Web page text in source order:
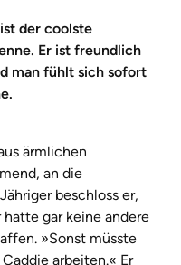
der coolste
Er ist freundlich
man fühlt sich sofort
ärmlichen
an die
beschloss er,
hatte gar keine andere
»Sonst müsste
arbeiten.« Er